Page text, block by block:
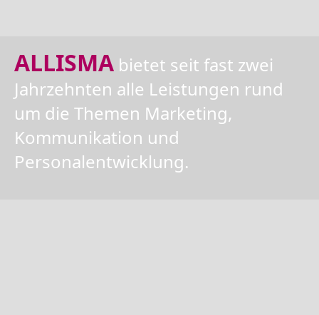
ALLISMA bietet seit fast zwei
Jahrzehnten alle Leistungen rund
um die Themen Marketing,
Kommunikation und
Personalentwicklung.